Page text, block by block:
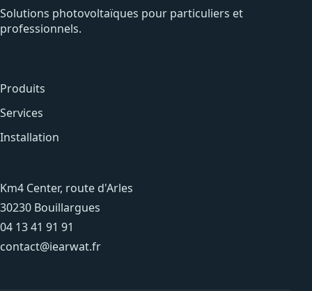
Solutions photovoltaïques pour particuliers et
professionnels.
Produits
Services
Installation
Km4 Center, route d'Arles
30230 Bouillargues
04 13 41 91 91
contact@iearwat.fr